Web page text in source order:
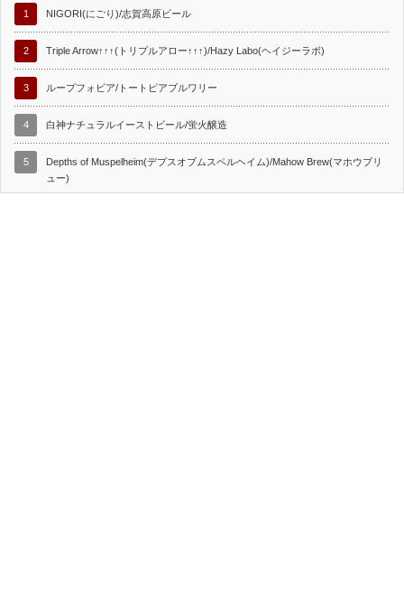
1 NIGORI(にごり)/志賀高原ビール
2 Triple Arrow↑↑↑(トリプルアロー↑↑↑)/Hazy Labo(ヘイジーラボ)
3 ループフォビア/トートピアブルワリー
4 白神ナチュラルイーストビール/蛍火醸造
5
Depths of Muspelheim(デプスオブムスペルヘイム)/Mahow Brew(マホウブリ
ュー)